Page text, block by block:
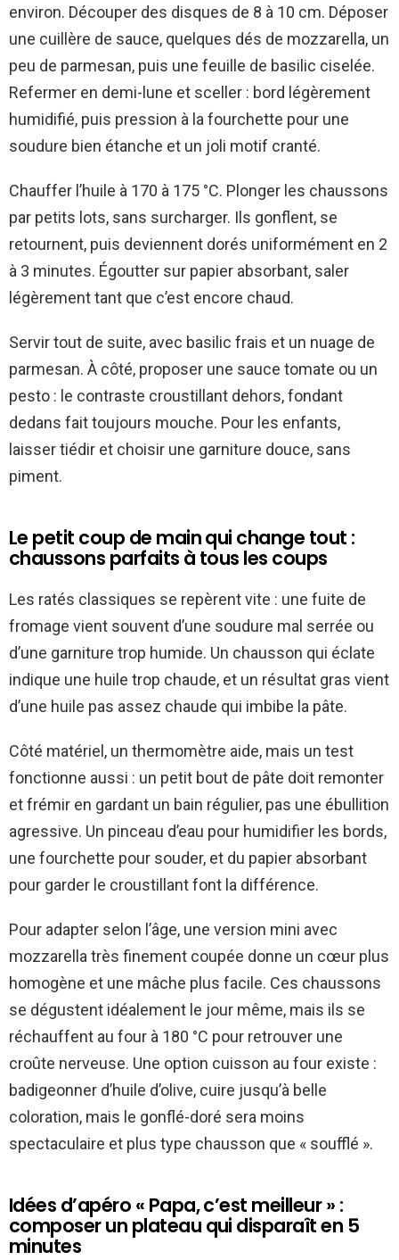
environ. Découper des disques de 8 à 10 cm. Déposer
une cuillère de sauce, quelques dés de mozzarella, un
peu de parmesan, puis une feuille de basilic ciselée.
Refermer en demi-lune et sceller : bord légèrement
humidifié, puis pression à la fourchette pour une
soudure bien étanche et un joli motif cranté.
Chauffer l’huile à 170 à 175 °C. Plonger les chaussons
par petits lots, sans surcharger. Ils gonflent, se
retournent, puis deviennent dorés uniformément en 2
à 3 minutes. Égoutter sur papier absorbant, saler
légèrement tant que c’est encore chaud.
Servir tout de suite, avec basilic frais et un nuage de
parmesan. À côté, proposer une sauce tomate ou un
pesto : le contraste croustillant dehors, fondant
dedans fait toujours mouche. Pour les enfants,
laisser tiédir et choisir une garniture douce, sans
piment.
Le petit coup de main qui change tout :
chaussons parfaits à tous les coups
Les ratés classiques se repèrent vite : une fuite de
fromage vient souvent d’une soudure mal serrée ou
d’une garniture trop humide. Un chausson qui éclate
indique une huile trop chaude, et un résultat gras vient
d’une huile pas assez chaude qui imbibe la pâte.
Côté matériel, un thermomètre aide, mais un test
fonctionne aussi : un petit bout de pâte doit remonter
et frémir en gardant un bain régulier, pas une ébullition
agressive. Un pinceau d’eau pour humidifier les bords,
une fourchette pour souder, et du papier absorbant
pour garder le croustillant font la différence.
Pour adapter selon l’âge, une version mini avec
mozzarella très finement coupée donne un cœur plus
homogène et une mâche plus facile. Ces chaussons
se dégustent idéalement le jour même, mais ils se
réchauffent au four à 180 °C pour retrouver une
croûte nerveuse. Une option cuisson au four existe :
badigeonner d’huile d’olive, cuire jusqu’à belle
coloration, mais le gonflé-doré sera moins
spectaculaire et plus type chausson que « soufflé ».
Idées d’apéro « Papa, c’est meilleur » :
composer un plateau qui disparaît en 5
minutes